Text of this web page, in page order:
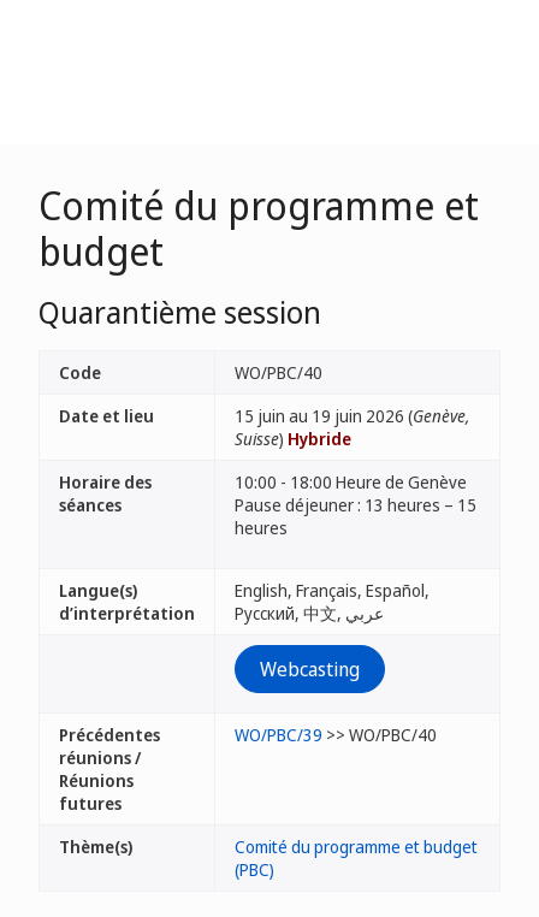
Comité du programme et
budget
Quarantième session
Code
WO/PBC/40
Date et lieu
15 juin au 19 juin 2026 (Genève,
Suisse) Hybride
Horaire des
séances
10:00 - 18:00 Heure de Genève
Pause déjeuner : 13 heures – 15
heures
Langue(s)
d’interprétation
English, Français, Español,
Русский, 中文, عربي
Webcasting
Précédentes
réunions /
Réunions
futures
WO/PBC/39 >> WO/PBC/40
Thème(s)
Comité du programme et budget
(PBC)